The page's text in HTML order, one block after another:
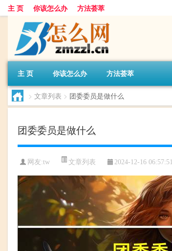
主 页 你该怎么办 方法荟萃
主 页 你该怎么办 方法荟萃
> 文章列表 > 团委委员是做什么
团委委员是做什么
网友:tw 文章列表 2024-12-16 06:57:51